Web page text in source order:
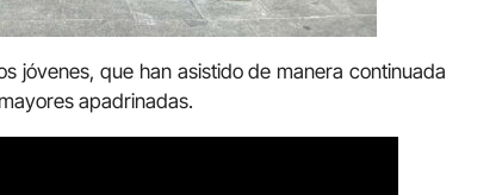
jóvenes, que han asistido de manera continuada
apadrinadas.